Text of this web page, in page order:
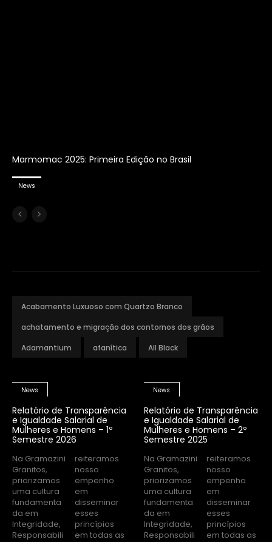
Marmomac 2025: Primeira Edição no Brasil
News
Acabamento Luxuoso com Quartzo Branco
achatamento e migração dos contornos dos grãos
Adamantium
afanítica All Black
News
Relatório de Transparência
e Igualdade Salarial de
Mulheres e Homens – 1º
Semestre 2026
Na Gramazini
Granitos,
priorizamos
uma cultura
fundamenta
da em
Integridade,
Responsabili
reiteramos
nosso
empenho
em
disseminar
esses
princípios
em todas as
News
Relatório de Transparência
e Igualdade Salarial de
Mulheres e Homens – 2º
Semestre 2025
Na Gramazini
Granitos,
priorizamos
uma cultura
fundamenta
da em
Integridade,
Responsabili
reiteramos
nosso
empenho
em
disseminar
esses
princípios
em todas as